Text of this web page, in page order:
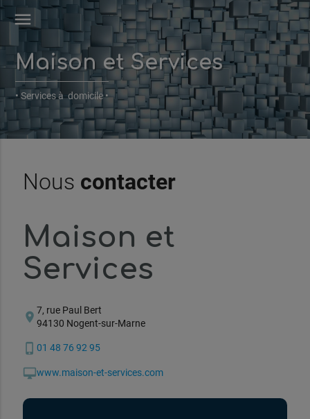
menu
Maison et Services
• Services à domicile •
Nous contacter
Maison et
Services
location_on 7, rue Paul Bert
94130 Nogent-sur-Marne
phone_iphone 01 48 76 92 95
desktop_macwww.maison-et-services.com